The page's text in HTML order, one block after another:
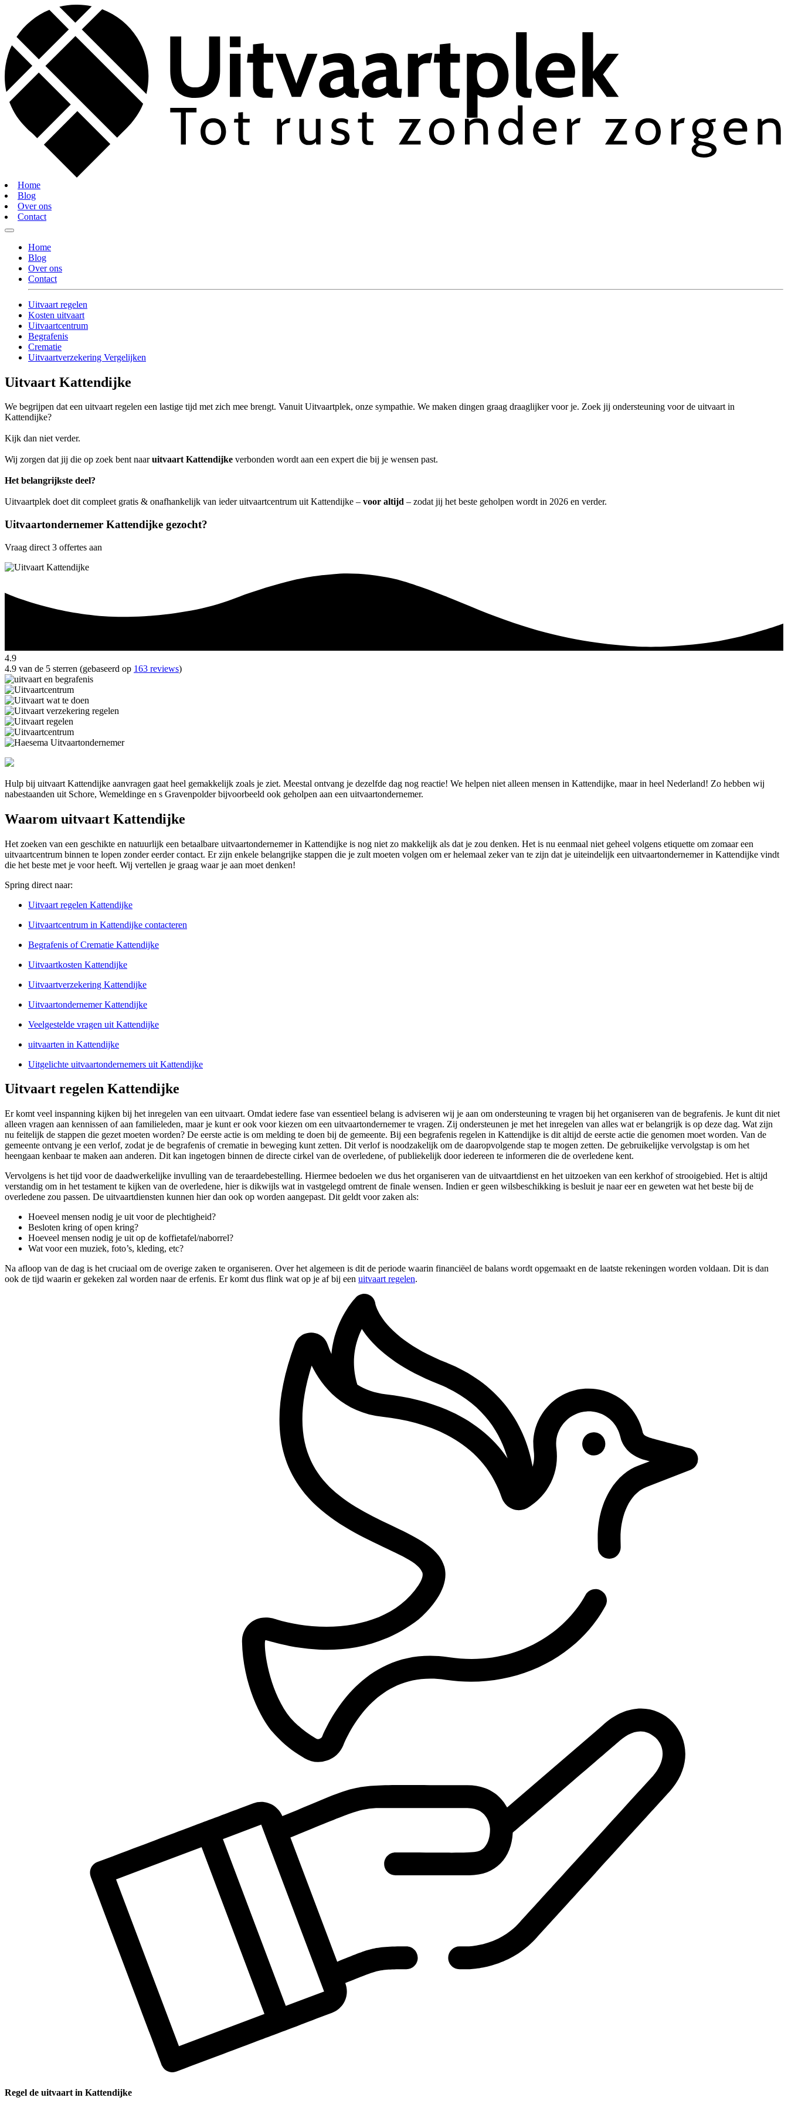
Home
Blog
Over ons
Contact
Home
Blog
Over ons
Contact
Uitvaart regelen
Kosten uitvaart
Uitvaartcentrum
Begrafenis
Crematie
Uitvaartverzekering Vergelijken
Uitvaart Kattendijke
We begrijpen dat een uitvaart regelen een lastige tijd met zich mee brengt. Vanuit Uitvaartplek, onze sympathie. We maken dingen graag draaglijker voor je. Zoek jij ondersteuning voor de uitvaart in
Kattendijke?
Kijk dan niet verder.
Wij zorgen dat jij die op zoek bent naaruitvaart Kattendijke verbonden wordt aan een expert die bij je wensen past.
Het belangrijkste deel?
Uitvaartplek doet dit compleet gratis & onafhankelijk van ieder uitvaartcentrum uit Kattendijke – voor altijd – zodat jij het beste geholpen wordt in 2026 en verder.
Uitvaartondernemer Kattendijke gezocht?
Vraag direct 3 offertes aan
4.9
4.9 van de 5 sterren (gebaseerd op 163 reviews)
Hulp bij uitvaart Kattendijke aanvragen gaat heel gemakkelijk zoals je ziet. Meestal ontvang je dezelfde dag nog reactie! We helpen niet alleen mensen in Kattendijke, maar in heel Nederland! Zo hebben wij
nabestaanden uit Schore, Wemeldinge en s Gravenpolder bijvoorbeeld ook geholpen aan een uitvaartondernemer.
Waarom uitvaart Kattendijke
Het zoeken van een geschikte en natuurlijk een betaalbare uitvaartondernemer in Kattendijke is nog niet zo makkelijk als dat je zou denken. Het is nu eenmaal niet geheel volgens etiquette om zomaar een
uitvaartcentrum binnen te lopen zonder eerder contact. Er zijn enkele belangrijke stappen die je zult moeten volgen om er helemaal zeker van te zijn dat je uiteindelijk een uitvaartondernemer in Kattendijke vindt
die het beste met je voor heeft. Wij vertellen je graag waar je aan moet denken!
Spring direct naar:
Uitvaart regelen Kattendijke
Uitvaartcentrum in Kattendijke contacteren
Begrafenis of Crematie Kattendijke
Uitvaartkosten Kattendijke
Uitvaartverzekering Kattendijke
Uitvaartondernemer Kattendijke
Veelgestelde vragen uit Kattendijke
uitvaarten in Kattendijke
Uitgelichte uitvaartondernemers uit Kattendijke
Uitvaart regelen Kattendijke
Er komt veel inspanning kijken bij het inregelen van een uitvaart. Omdat iedere fase van essentieel belang is adviseren wij je aan om ondersteuning te vragen bij het organiseren van de begrafenis. Je kunt dit niet
alleen vragen aan kennissen of aan familieleden, maar je kunt er ook voor kiezen om een uitvaartondernemer te vragen. Zij ondersteunen je met het inregelen van alles wat er belangrijk is op deze dag. Wat zijn
nu feitelijk de stappen die gezet moeten worden? De eerste actie is om melding te doen bij de gemeente. Bij een begrafenis regelen in Kattendijke is dit altijd de eerste actie die genomen moet worden. Van de
gemeente ontvang je een verlof, zodat je de begrafenis of crematie in beweging kunt zetten. Dit verlof is noodzakelijk om de daaropvolgende stap te mogen zetten. De gebruikelijke vervolgstap is om het
heengaan kenbaar te maken aan anderen. Dit kan ingetogen binnen de directe cirkel van de overledene, of publiekelijk door iedereen te informeren die de overledene kent.
Vervolgens is het tijd voor de daadwerkelijke invulling van de teraardebestelling. Hiermee bedoelen we dus het organiseren van de uitvaartdienst en het uitzoeken van een kerkhof of strooigebied. Het is altijd
verstandig om in het testament te kijken van de overledene, hier is dikwijls wat in vastgelegd omtrent de finale wensen. Indien er geen wilsbeschikking is besluit je naar eer en geweten wat het beste bij de
overledene zou passen. De uitvaartdiensten kunnen hier dan ook op worden aangepast. Dit geldt voor zaken als:
Hoeveel mensen nodig je uit voor de plechtigheid?
Besloten kring of open kring?
Hoeveel mensen nodig je uit op de koffietafel/naborrel?
Wat voor een muziek, foto’s, kleding, etc?
Na afloop van de dag is het cruciaal om de overige zaken te organiseren. Over het algemeen is dit de periode waarin financiëel de balans wordt opgemaakt en de laatste rekeningen worden voldaan. Dit is dan
ook de tijd waarin er gekeken zal worden naar de erfenis. Er komt dus flink wat op je af bij een uitvaart regelen.
Regel de uitvaart in Kattendijke